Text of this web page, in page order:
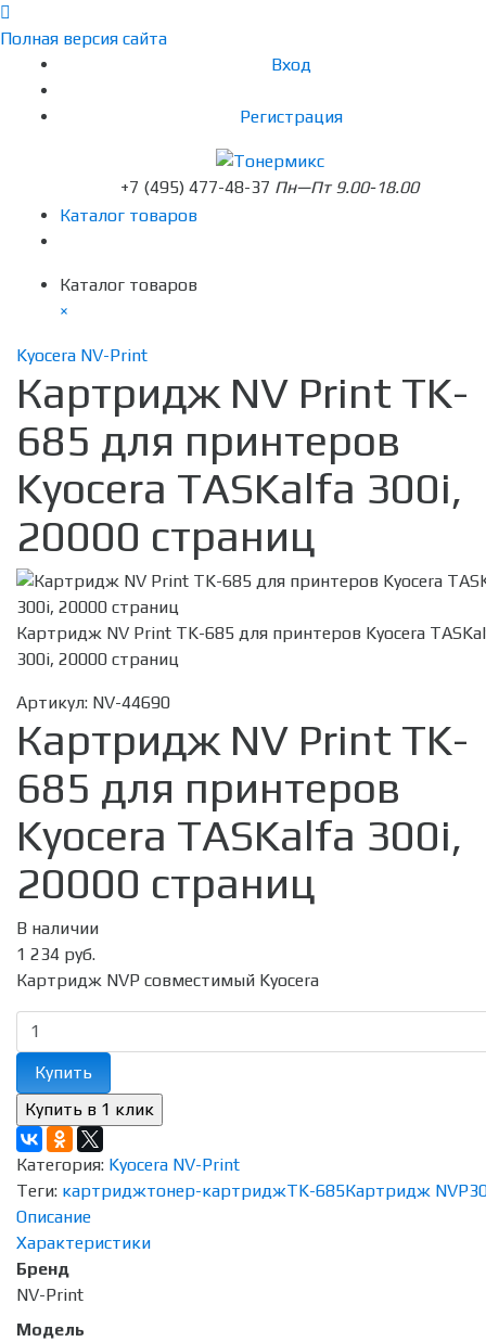
Полная версия сайта
Вход
Регистрация
+7 (495) 477-48-37 Пн—Пт 9.00-18.00
Каталог товаров
Каталог товаров
×
Kyocera NV-Print
Картридж NV Print TK-
685 для принтеров
Kyocera TASKalfa 300i,
20000 страниц
Картридж NV Print TK-685 для принтеров Kyocera
300i, 20000 страниц
Артикул: NV-44690
Картридж NV Print TK-
685 для принтеров
Kyocera TASKalfa 300i,
20000 страниц
В наличии
1 234 руб.
Картридж NVP совместимый Kyocera
Купить
Категория: Kyocera NV-Print
Теги: картриджтонер-картриджTK-685Картридж NVP
Описание
Характеристики
Бренд
NV-Print
Модель